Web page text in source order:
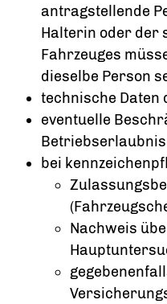
antragstellende
Halterin oder der
Fahrzeuges
dieselbe Person
technische Daten
eventuelle
Betriebserlaubnis
bei
Nachweis